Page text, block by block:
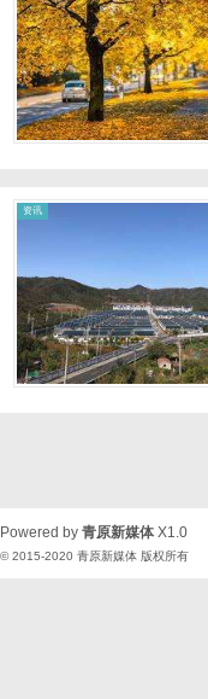
资讯
Powered by 青原新媒体 X1.0
© 2015-2020 青原新媒体 版权所有